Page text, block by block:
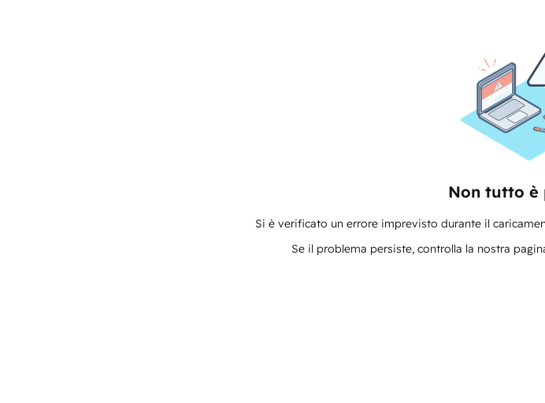
Non tutto è
Si è verificato un errore imprevisto durante il
Se il problema persiste, controlla la nostra